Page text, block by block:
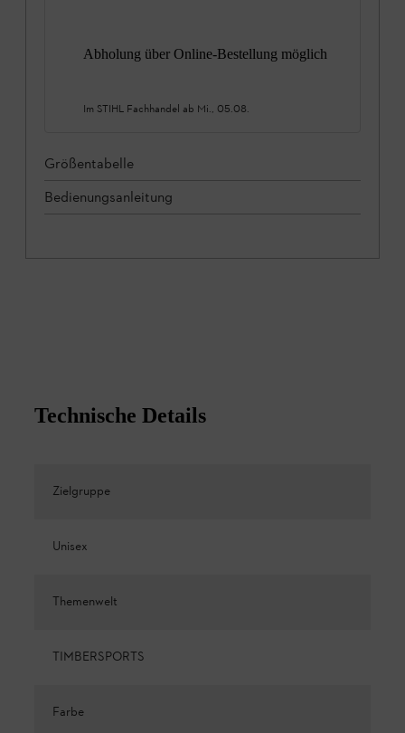
Abholung über Online-Bestellung möglich
Im STIHL Fachhandel ab Mi., 05.08.
Größentabelle
Bedienungsanleitung
Technische Details
Zielgruppe
Unisex
Themenwelt
TIMBERSPORTS
Farbe